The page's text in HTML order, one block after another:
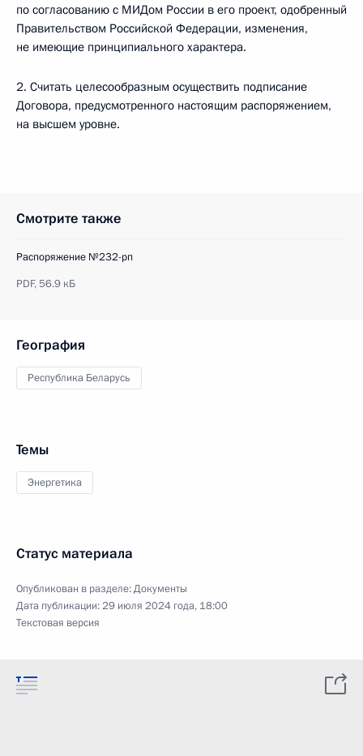
по согласованию с МИДом России в его проект, одобренный
Правительством Российской Федерации, изменения,
не имеющие принципиального характера.
2. Считать целесообразным осуществить подписание
Договора, предусмотренного настоящим распоряжением,
на высшем уровне.
Смотрите также
Распоряжение №232-рп
PDF,56.9 кБ
География
Республика Беларусь
Темы
Энергетика
Статус материала
Опубликован в разделе:Документы
Дата публикации:29 июля 2024 года, 18:00
Текстовая версия